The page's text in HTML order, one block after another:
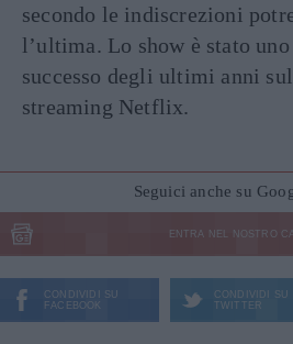
secondo le indiscrezioni
l’ultima. Lo show è stato
successo degli ultimi anni
streaming Netflix.
Seguici anche su
ENTRA NEL NOSTRO
CONDIVIDI SU
FACEBOOK
CONDIVIDI SU
TWITTER